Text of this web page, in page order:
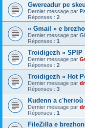
Gwereadur pe
Dernier message par
Réponses : 2
« Gmail » e
Dernier message par
Réponses : 1
Troidigezh « SPIP
Dernier message par
Réponses : 2
Troidigezh « Hot
Dernier message par
Réponses : 3
Kudenn a
Dernier message par
Réponses : 1
FileZilla e